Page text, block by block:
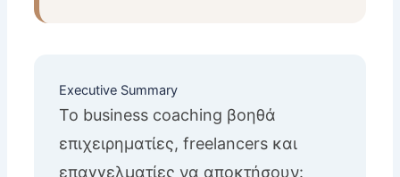
Executive Summary
Το business coaching βοηθά
επιχειρηματίες, freelancers και
επαγγελματίες να αποκτήσουν: